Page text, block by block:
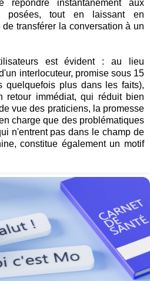
répondre instantanément aux
posées, tout en laissant en
transférer la conversation à un
est évident : au lieu
interlocuteur, promise sous 15
quelquefois plus dans les faits),
retour immédiat, qui réduit bien
vue des praticiens, la promesse
charge que des problématiques
n'entrent pas dans le champ de
constitue également un motif